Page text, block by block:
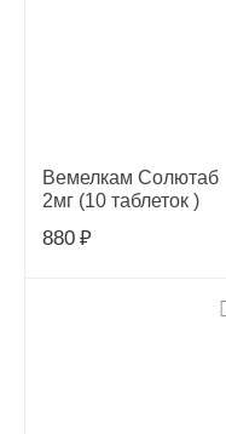
Вемелкам Солютаб
2мг (10 таблеток )
880 ₽